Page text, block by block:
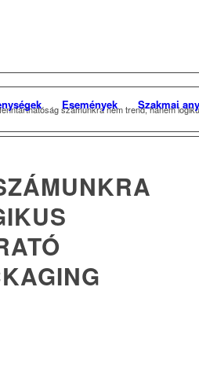
Események Szakmai
számunkra nem trend, hanem